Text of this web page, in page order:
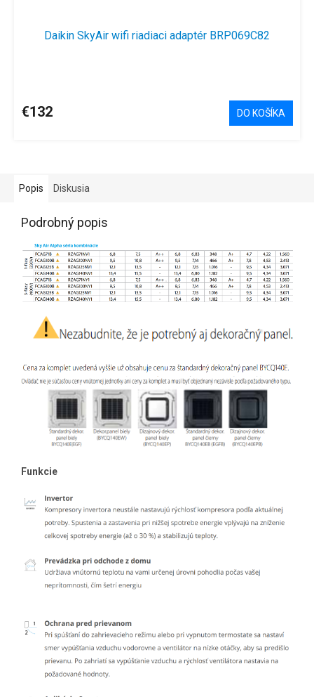
Daikin SkyAir wifi riadiaci adaptér BRP069C82
€132 DO KOŠÍKA
Popis Diskusia
Podrobný popis
Funkcie